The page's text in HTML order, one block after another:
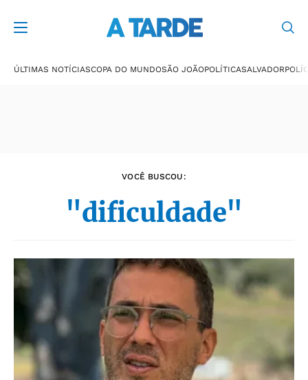
ÚLTIMAS NOTÍCIASCOPA DO MUNDOSÃO JOÃOPOLÍTICASALVADOR
VOCÊ BUSCOU:
"dificuldade"